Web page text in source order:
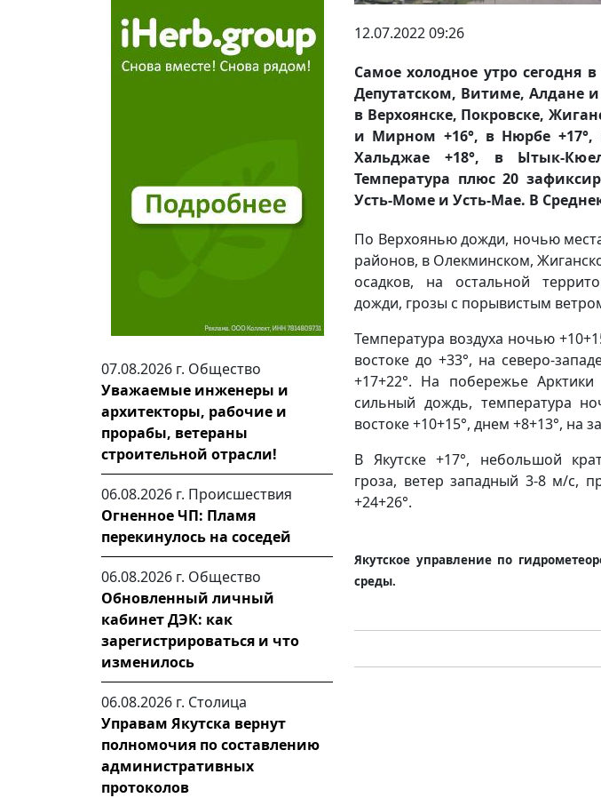
07.08.2026 г. Общество
Уважаемые инженеры и
архитекторы, рабочие и
прорабы, ветераны
строительной отрасли!
06.08.2026 г. Происшествия
Огненное ЧП: Пламя
перекинулось на соседей
06.08.2026 г. Общество
Обновленный личный
кабинет ДЭК: как
зарегистрироваться и что
изменилось
06.08.2026 г. Столица
Управам Якутска вернут
полномочия по составлению
административных
протоколов
12.07.2022 09:26
Самое холодное утро сегодня
Депутатском, Витиме, Алдане и
в Верхоянске, Покровске,
и Мирном +16°, в Нюрбе
Хальджае +18°, в Ытык-
Температура плюс 20
Усть-Моме и Усть-Мае. В
По Верхоянью дожди, ночью
районов, в Олекминском,
осадков, на остальной
дожди, грозы с порывистым
Температура воздуха ночью
востоке до +33°, на северо-
+17+22°. На побережье
сильный дождь, температура
востоке +10+15°, днем +8+13°, на
В Якутске +17°, небольшой
гроза, ветер западный 3-8 м/с,
+24+26°.
Якутское управление по
среды.